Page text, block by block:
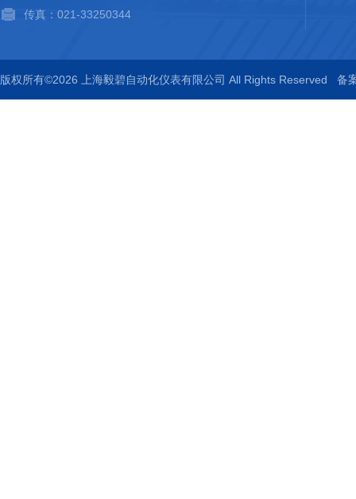
传真：021-33250344
版权所有©2026 上海毅碧自动化仪表有限公司 All Rights Reserved 备